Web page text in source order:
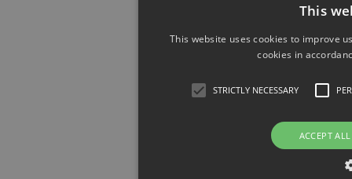
This
This website uses cookies to improve
cookies in
STRICTLY NECESSARY
ACCEPT ALL